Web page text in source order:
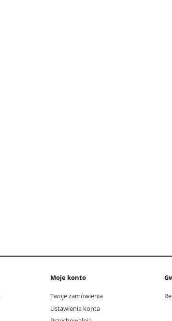
Moje konto
Twoje zamówienia
Ustawienia konta